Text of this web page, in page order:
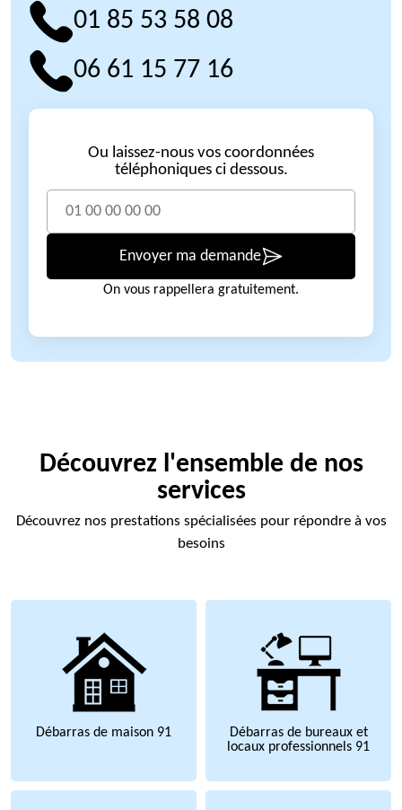
01 85 53 58 08
06 61 15 77 16
Ou laissez-nous vos coordonnées
téléphoniques ci dessous.
Envoyer ma demande
On vous rappellera gratuitement.
Découvrez l'ensemble de nos
services
Découvrez nos prestations spécialisées pour répondre à vos
besoins
Débarras de maison 91
Débarras de bureaux et
locaux professionnels 91